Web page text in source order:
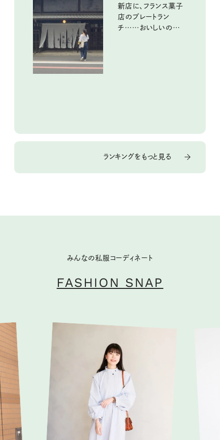
新店に、フランス菓子
店のプレートラン
チ……おいしいのんび
ランキングをもっと見る
みんなの私服コーディネート
FASHION SNAP